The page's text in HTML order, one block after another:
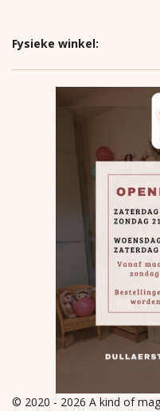
Fysieke winkel:
© 2020 - 2026 A kind of